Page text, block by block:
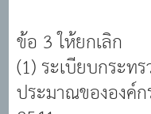
ข้อ 3 ให้ยกเลิก
(1) ระเบียบกระท
ประมาณขององค์